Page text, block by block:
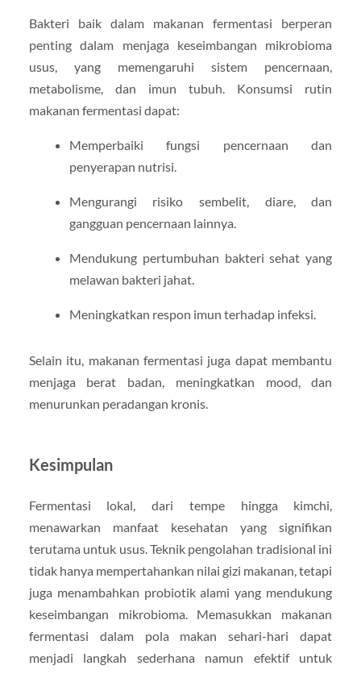
Bakteri baik dalam makanan fermentasi berperan
penting dalam menjaga keseimbangan mikrobioma
usus, yang memengaruhi sistem pencernaan,
metabolisme, dan imun tubuh. Konsumsi rutin
makanan fermentasi dapat:
Memperbaiki fungsi pencernaan dan
penyerapan nutrisi.
Mengurangi risiko sembelit, diare, dan
gangguan pencernaan lainnya.
Mendukung pertumbuhan bakteri sehat yang
melawan bakteri jahat.
Meningkatkan respon imun terhadap infeksi.
Selain itu, makanan fermentasi juga dapat membantu
menjaga berat badan, meningkatkan mood, dan
menurunkan peradangan kronis.
Kesimpulan
Fermentasi lokal, dari tempe hingga kimchi,
menawarkan manfaat kesehatan yang signifikan
terutama untuk usus. Teknik pengolahan tradisional ini
tidak hanya mempertahankan nilai gizi makanan, tetapi
juga menambahkan probiotik alami yang mendukung
keseimbangan mikrobioma. Memasukkan makanan
fermentasi dalam pola makan sehari-hari dapat
menjadi langkah sederhana namun efektif untuk